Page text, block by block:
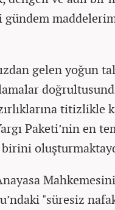
gündem
gelen yoğun
titizlikle
Paketi’nin en
birini
"süresiz